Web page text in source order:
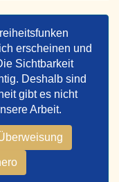
erscheinen und
Sichtbarkeit
Deshalb sind
gibt es nicht
Arbeit.